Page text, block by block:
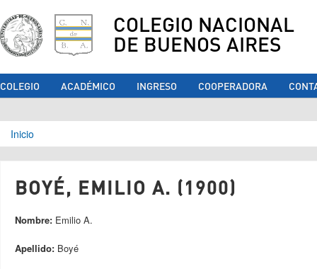
COLEGIO NACIONAL
DE BUENOS AIRES
COLEGIO ACADÉMICO INGRESO COOPERADORA
Se encuentra usted aquí
Inicio
BOYÉ, EMILIO A. (1900)
Nombre: Emilio A.
Apellido: Boyé